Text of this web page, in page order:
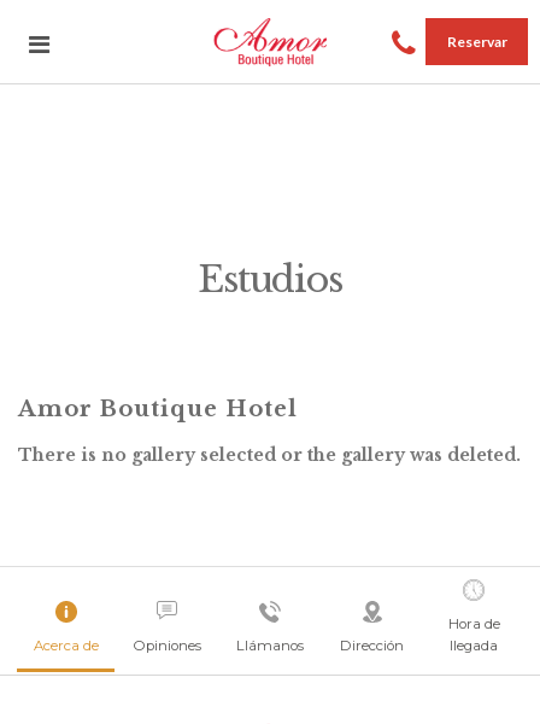
Reservar
Estudios
Amor Boutique Hotel
There is no gallery selected or the gallery was deleted.
Acerca de Opiniones Llámanos Dirección
Hora de
llegada